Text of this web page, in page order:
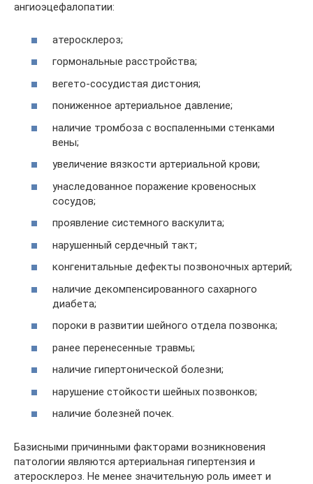
ангиоэцефалопатии:
атеросклероз;
гормональные расстройства;
вегето-сосудистая дистония;
пониженное артериальное давление;
наличие тромбоза с воспаленными стенками
вены;
увеличение вязкости артериальной крови;
унаследованное поражение кровеносных
сосудов;
проявление системного васкулита;
нарушенный сердечный такт;
конгенитальные дефекты позвоночных артерий;
наличие декомпенсированного сахарного
диабета;
пороки в развитии шейного отдела позвонка;
ранее перенесенные травмы;
наличие гипертонической болезни;
нарушение стойкости шейных позвонков;
наличие болезней почек.
Базисными причинными факторами возникновения
патологии являются артериальная гипертензия и
атеросклероз. Не менее значительную роль имеет и